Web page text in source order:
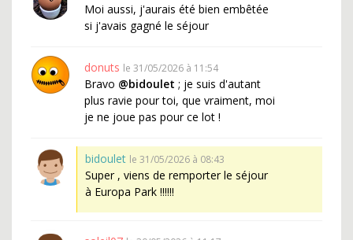
Moi aussi, j'aurais été bien embêtée
si j'avais gagné le séjour
donuts le 31/05/2026 à 11:54
Bravo @bidoulet ; je suis d'autant
plus ravie pour toi, que vraiment, moi
je ne joue pas pour ce lot !
bidoulet le 31/05/2026 à 08:43
Super , viens de remporter le séjour
à Europa Park !!!!!!